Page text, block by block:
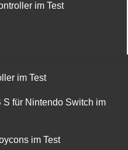
im Test
im Test
für Nintendo Switch im
im Test